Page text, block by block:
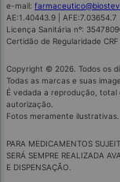
e-mail:
AE:1.40443.9 | AFE:7.03654.7
Licença Sanitária nº:
Certidão de Regularidade CRF
Copyright © 2026. Todos os
Todas as marcas e suas
É vedada a reprodução, total
autorização.
Fotos meramente ilustrativas.
PARA MEDICAMENTOS
SERÁ SEMPRE REALIZADA
E DISPENSAÇÃO.